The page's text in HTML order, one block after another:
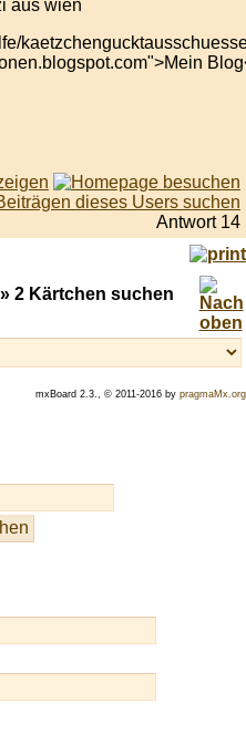
aus wien
Antwort 14
» 2 Kärtchen suchen
mxBoard 2.3., © 2011-2016 by pragmaMx.org